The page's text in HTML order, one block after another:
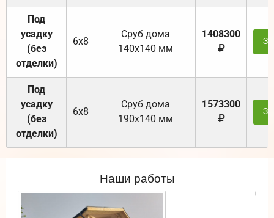
Под
усадку
(без
отделки)
6х8
Cруб дома
140х140 мм
1408300
Под
усадку
(без
отделки)
6х8
Cруб дома
190х140 мм
1573300
Наши работы